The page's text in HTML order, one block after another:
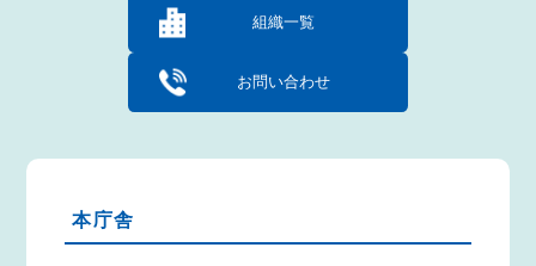
組織一覧
お問い合わせ
本庁舎